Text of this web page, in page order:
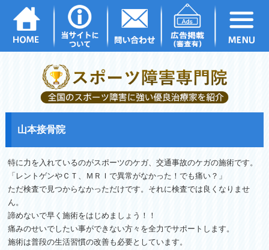
山本接骨院
特に力を入れているのがスポーツのケガ、交通事故のケガの施術です。
「レントゲンやＣＴ、ＭＲＩで異常がなかった！でも痛い？」
ただ検査で見つからなかっただけです。 それに検査では良くなりませ
ん。
諦めないで早く施術をはじめましょう！！
痛みのせいでしたい事ができない方々を全力でサポートします。
施術は普段の生活習慣の改善も必要としています。